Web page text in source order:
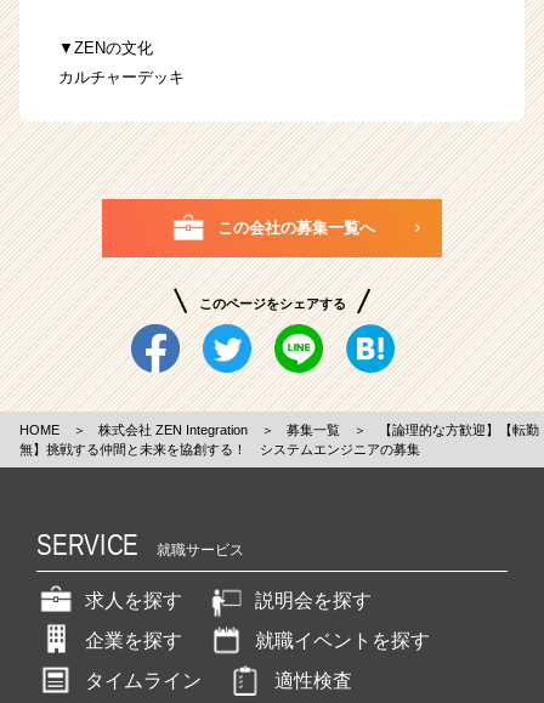
▼ZENの文化
カルチャーデッキ
この会社の募集一覧へ
このページをシェアする
HOME ＞ 株式会社 ZEN Integration ＞ 募集一覧 ＞
【論理的な方歓迎】【転勤
無】挑戦する仲間と未来を協創する！ システムエンジニアの募集
SERVICE 就職サービス
求人を探す
説明会を探す
企業を探す
就職イベントを探す
タイムライン
適性検査